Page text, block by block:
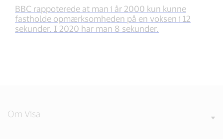
BBC rappoterede at man i år 2000 kun kunne
fastholde opmærksomheden på en voksen i 12
sekunder. I 2020 har man 8 sekunder.
Om Visa